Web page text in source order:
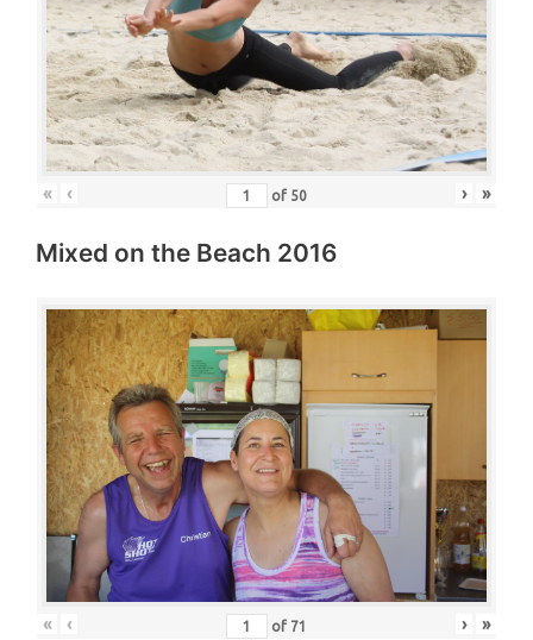
« ‹ of 50 › »
Mixed on the Beach 2016
« ‹ of 71 › »